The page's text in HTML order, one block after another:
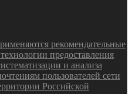
рекомендательные
предоставления
и анализа
пользователей сети
Российской